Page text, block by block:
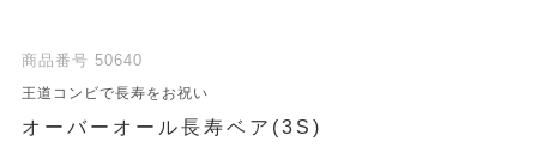
商品番号 50640
王道コンビで長寿をお祝い
オーバーオール長寿ベア(3S)